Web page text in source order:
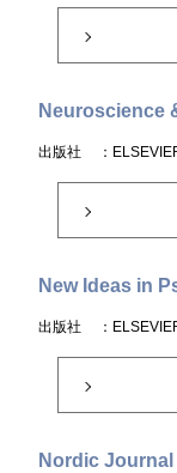
Neuroscience
出版社 ：
New Ideas in
出版社 ：
Nordic